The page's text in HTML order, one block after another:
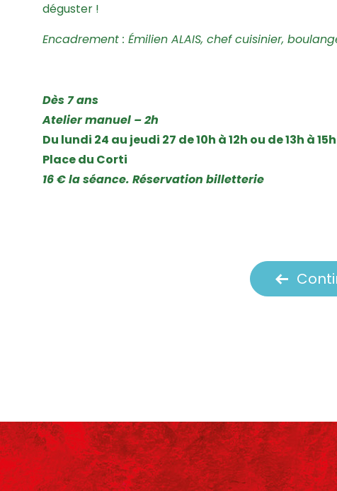
déguster !
Encadrement : Émilien ALAIS, chef cuisinier,
Dès 7 ans
Atelier manuel – 2h
Du lundi 24 au jeudi 27 de 10h à 12h ou de 13h à
Place du Corti
16 € la séance. Réservation billetterie